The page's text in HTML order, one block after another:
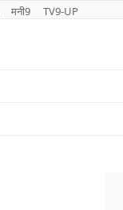
मनी9 TV9-UP